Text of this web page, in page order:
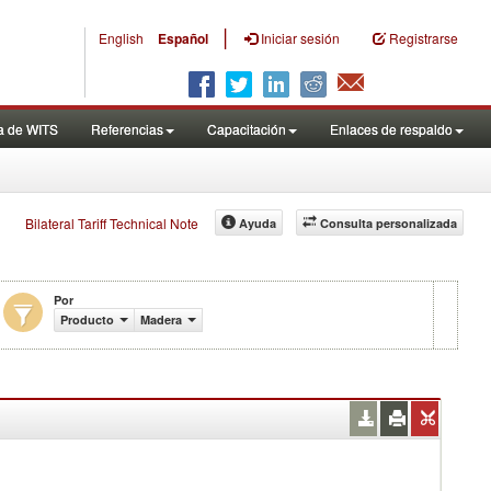
English Español | Iniciar sesión Registrarse
de WITS Referencias Capacitación Enlaces de respaldo
Bilateral Tariff Technical Note Consulta personalizada
Ayuda
Por
Producto
Madera